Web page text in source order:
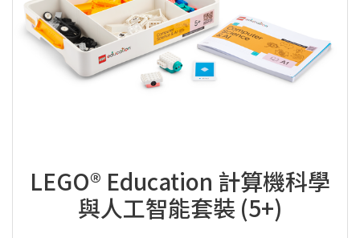
LEGO® Education 計算機科學
與人工智能套裝 (5+)